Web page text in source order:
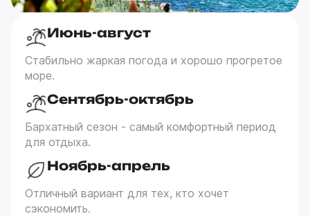
Июнь-август
Стабильно жаркая погода и хорошо прогретое
море.
Сентябрь-октябрь
Бархатный сезон - самый комфортный период
для отдыха.
Ноябрь-апрель
Отличный вариант для тех, кто хочет
сэкономить.